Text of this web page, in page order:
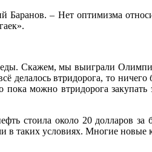
– Нет оптимизма
Скажем, мы выиграли
делалось втридорога, то
можно втридорога
стоила около 20 долларов
в таких условиях. Многие